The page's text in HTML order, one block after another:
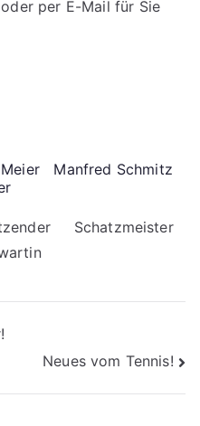
per E-Mail für Sie
Manfred Schmitz
Schatzmeister
Neues vom Tennis!